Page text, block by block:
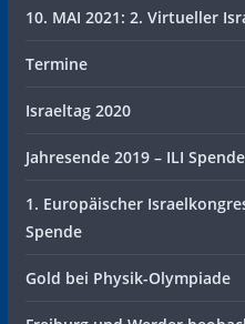
10. MAI 2021: 2. Virtueller
Termine
Israeltag 2020
Jahresende 2019 – ILI
1. Europäischer
Spende
Gold bei Physik-Olympiade